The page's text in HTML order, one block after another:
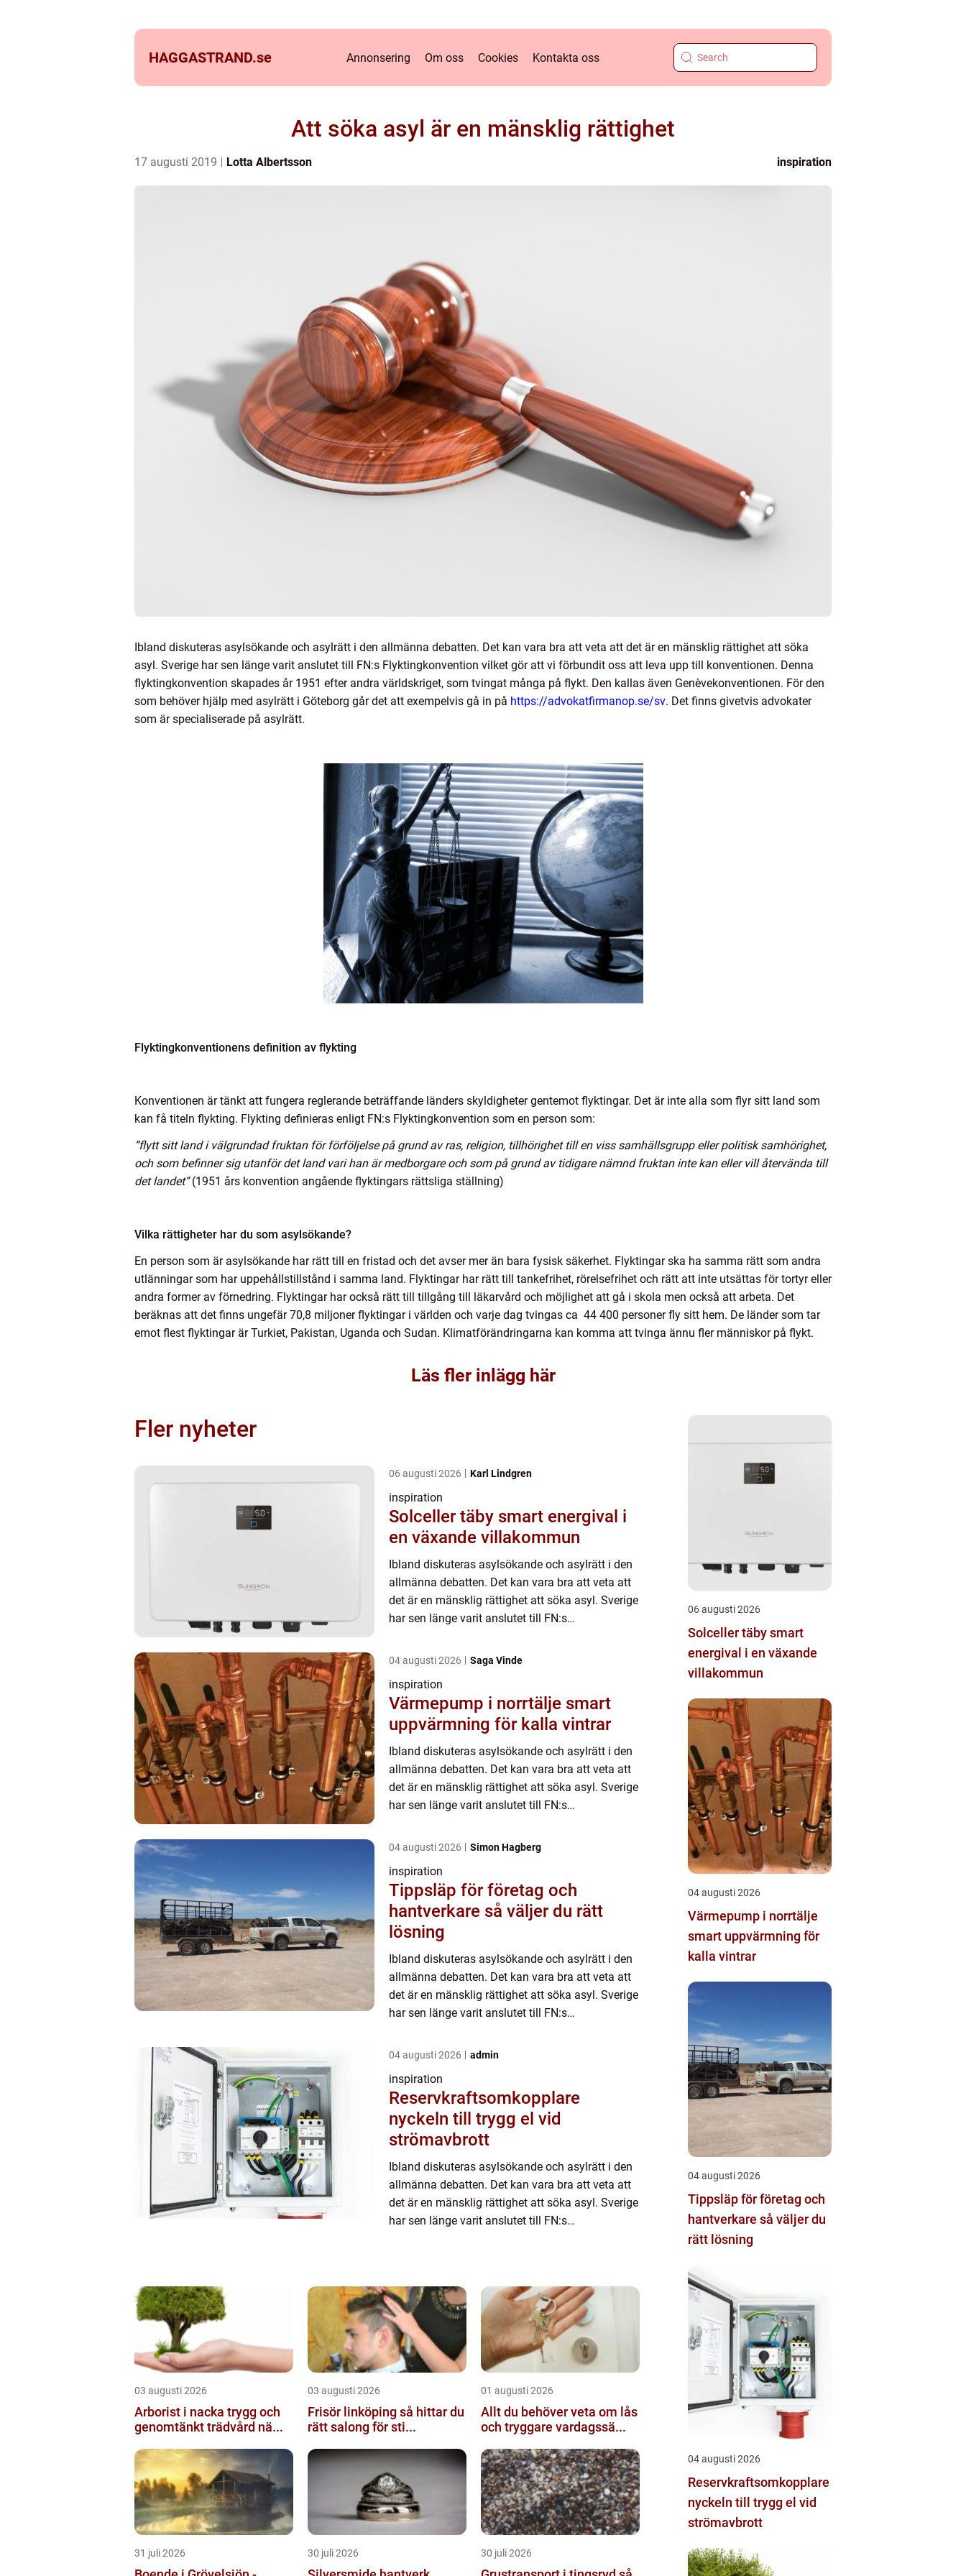
HAGGASTRAND.se Annonsering Om oss Cookies Kontakta oss
Att söka asyl är en mänsklig rättighet
17 augusti 2019 Lotta Albertsson inspiration
Ibland diskuteras asylsökande och asylrätt i den allmänna debatten. Det kan vara bra att veta att det är en mänsklig rättighet att söka
asyl. Sverige har sen länge varit anslutet till FN:s Flyktingkonvention vilket gör att vi förbundit oss att leva upp till konventionen. Denna
flyktingkonvention skapades år 1951 efter andra världskriget, som tvingat många på flykt. Den kallas även Genèvekonventionen. För den
som behöver hjälp med asylrätt i Göteborg går det att exempelvis gå in på https://advokatfirmanop.se/sv. Det finns givetvis advokater
som är specialiserade på asylrätt.
Flyktingkonventionens definition av flykting
Konventionen är tänkt att fungera reglerande beträffande länders skyldigheter gentemot flyktingar. Det är inte alla som flyr sitt land som
kan få titeln flykting. Flykting definieras enligt FN:s Flyktingkonvention som en person som:
”flytt sitt land i välgrundad fruktan för förföljelse på grund av ras, religion, tillhörighet till en viss samhällsgrupp eller politisk samhörighet,
och som befinner sig utanför det land vari han är medborgare och som på grund av tidigare nämnd fruktan inte kan eller vill återvända till
det landet”(1951 års konvention angående flyktingars rättsliga ställning)
Vilka rättigheter har du som asylsökande?
En person som är asylsökande har rätt till en fristad och det avser mer än bara fysisk säkerhet. Flyktingar ska ha samma rätt som andra
utlänningar som har uppehållstillstånd i samma land. Flyktingar har rätt till tankefrihet, rörelsefrihet och rätt att inte utsättas för tortyr eller
andra former av förnedring. Flyktingar har också rätt till tillgång till läkarvård och möjlighet att gå i skola men också att arbeta. Det
beräknas att det finns ungefär 70,8 miljoner flyktingar i världen och varje dag tvingas ca 44 400 personer fly sitt hem. De länder som tar
emot flest flyktingar är Turkiet, Pakistan, Uganda och Sudan. Klimatförändringarna kan komma att tvinga ännu fler människor på flykt.
Läs fler inlägg här
Fler nyheter
06 augusti 2026 Karl Lindgren
inspiration
Solceller täby smart energival i
en växande villakommun
Ibland diskuteras asylsökande och asylrätt i den
allmänna debatten. Det kan vara bra att veta att
det är en mänsklig rättighet att söka asyl. Sverige
har sen länge varit anslutet till FN:s
04 augusti 2026 Saga Vinde
inspiration
Värmepump i norrtälje smart
uppvärmning för kalla vintrar
Ibland diskuteras asylsökande och asylrätt i den
allmänna debatten. Det kan vara bra att veta att
det är en mänsklig rättighet att söka asyl. Sverige
har sen länge varit anslutet till FN:s
04 augusti 2026 Simon Hagberg
inspiration
Tippsläp för företag och
hantverkare så väljer du rätt
lösning
Ibland diskuteras asylsökande och asylrätt i den
allmänna debatten. Det kan vara bra att veta att
det är en mänsklig rättighet att söka asyl. Sverige
har sen länge varit anslutet till FN:s
04 augusti 2026 admin
inspiration
Reservkraftsomkopplare
nyckeln till trygg el vid
strömavbrott
Ibland diskuteras asylsökande och asylrätt i den
allmänna debatten. Det kan vara bra att veta att
det är en mänsklig rättighet att söka asyl. Sverige
har sen länge varit anslutet till FN:s
03 augusti 2026
Arborist i nacka trygg och
genomtänkt trädvård nä...
03 augusti 2026
Frisör linköping så hittar du
rätt salong för sti...
01 augusti 2026
Allt du behöver veta om lås
och tryggare vardagssä...
31 juli 2026 30 juli 2026 30 juli 2026
06 augusti 2026
Solceller täby smart
energival i en växande
villakommun
04 augusti 2026
Värmepump i norrtälje
smart uppvärmning för
kalla vintrar
04 augusti 2026
Tippsläp för företag och
hantverkare så väljer du
rätt lösning
04 augusti 2026
Reservkraftsomkopplare
nyckeln till trygg el vid
strömavbrott